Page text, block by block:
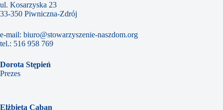
ul. Kosarzyska 23
33-350 Piwniczna-Zdrój
e-mail: biuro@stowarzyszenie-naszdom.org
tel.: 516 958 769
Dorota Stępień
Prezes
Elżbieta Caban